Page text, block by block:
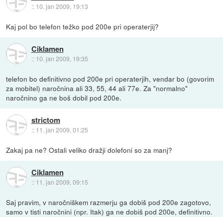
:: 10. jan 2009, 19:13
Kaj pol bo telefon težko pod 200e pri operaterjij?
Ciklamen
:: 10. jan 2009, 19:35
telefon bo definitivno pod 200e pri operaterjih, vendar bo (govorim
za mobitel) naročnina ali 33, 55, 44 ali 77e. Za "normalno"
naročnino ga ne boš dobil pod 200e.
strictom
:: 11. jan 2009, 01:25
Zakaj pa ne? Ostali veliko dražji dolefoni so za manj?
Ciklamen
:: 11. jan 2009, 09:15
Saj pravim, v naročniškem razmerju ga dobiš pod 200e zagotovo,
samo v tisti naročnini (npr. Itak) ga ne dobiš pod 200e, definitivno.